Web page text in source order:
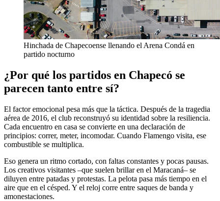
Hinchada de Chapecoense llenando el Arena Condá en
partido nocturno
¿Por qué los partidos en Chapecó se
parecen tanto entre sí?
El factor emocional pesa más que la táctica. Después de la tragedia
aérea de 2016, el club reconstruyó su identidad sobre la resiliencia.
Cada encuentro en casa se convierte en una declaración de
principios: correr, meter, incomodar. Cuando Flamengo visita, ese
combustible se multiplica.
Eso genera un ritmo cortado, con faltas constantes y pocas pausas.
Los creativos visitantes –que suelen brillar en el Maracaná– se
diluyen entre patadas y protestas. La pelota pasa más tiempo en el
aire que en el césped. Y el reloj corre entre saques de banda y
amonestaciones.